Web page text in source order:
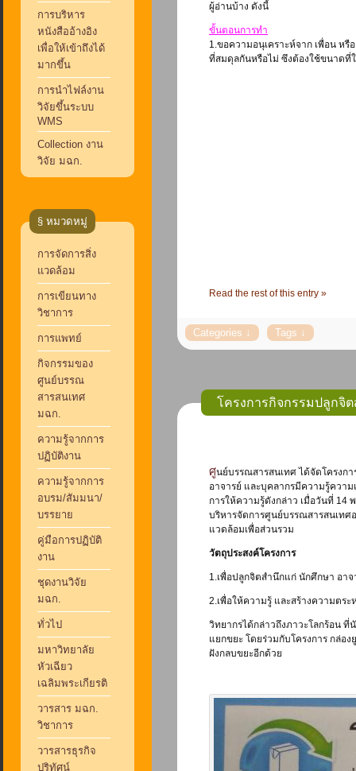
การบริหาร
หนังสืออ้างอิง
เพื่อให้เข้าถึงได้
มากขึ้น
การนำไฟล์งาน
วิจัยขึ้นระบบ
WMS
Collection งาน
วิจัย มฉก.
§ หมวดหมู่
การจัดการสิ่ง
แวดล้อม
การเขียนทาง
วิชาการ
การแพทย์
กิจกรรมของ
ศูนย์บรรณ
สารสนเทศ
มฉก.
ความรู้จากการ
ปฏิบัติงาน
ความรู้จากการ
อบรม/สัมมนา/
บรรยาย
คู่มือการปฏิบัติ
งาน
ชุดงานวิจัย
มฉก.
ทั่วไป
มหาวิทยาลัย
หัวเฉียว
เฉลิมพระเกียรติ
วารสาร มฉก.
วิชาการ
วารสารธุรกิจ
ปริทัศน์
ผู้อ่านบ้าง ดังนี้
ขั้นตอนการทำ
1.ขอความอนุเคราะห์จาก เพื่อน ห
ที่สมดุลกันหรือไม่ ซึงต้องใช้ขนาดที่
Read the rest of this entry »
โครงการกิจกรรมปลูกจิ
ศูนย์บรรณสารสนเทศ ได้จัดโครงการกิจกรรมปลูกจิตสำนึกการมีส่วนร่วมในการประหยัดพลังงานและอนุรักษ์สิ่งแวดล้อม หัวข้อ “เขยิบมาแยกขยะ” เพื่อให้นักศึกษา
อาจารย์ และบุคลากรมีความรู้ความ
การให้ความรู้ดังกล่าว เมื่อวันที่ 14
บริหารจัดการศูนย์บรรณสารสนเทศ
แวดล้อมเพื่อส่วนรวม
วัตถุประสงค์โครงการ
1.เพื่อปลูกจิตสำนึกแก่ นักศึกษา อา
2.เพื่อให้ความรู้ และสร้างความตร
วิทยากรได้กล่าวถึงภาวะโลกร้อน
แยกขยะ โดยร่วมกับโครงการ กล่อ
ฝังกลบขยะอีกด้วย